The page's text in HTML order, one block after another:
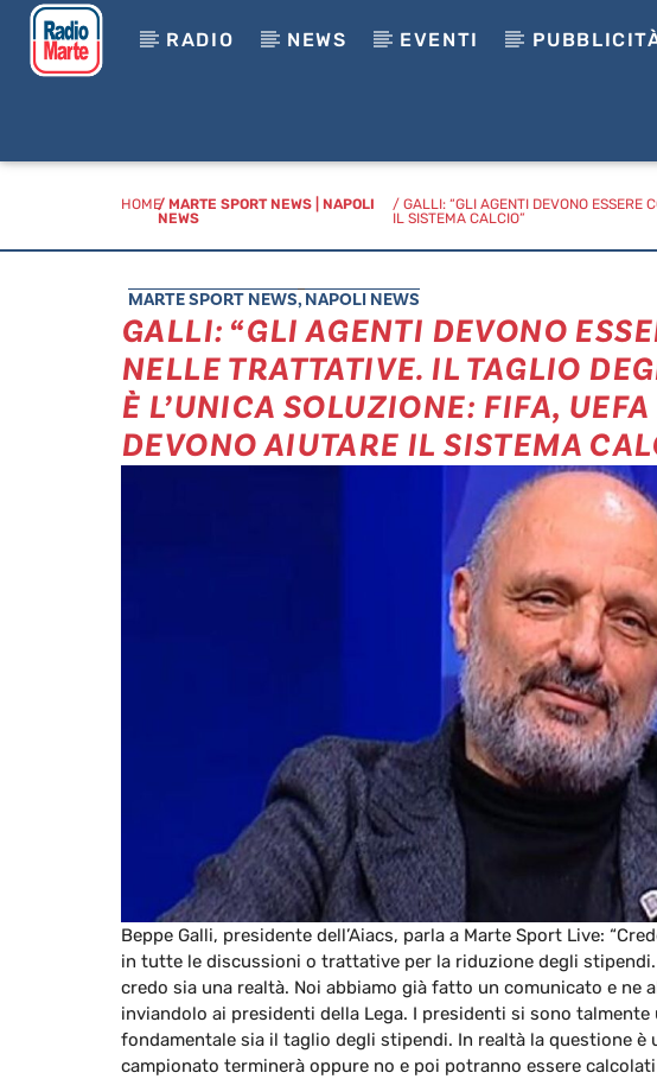
RADIO NEWS EVENTI
HOME/ MARTE SPORT NEWS|
NAPOLI
NEWS
/ GALLI: “GLI AGENTI DEVONO ESSERE
IL SISTEMA CALCIO”
MARTE SPORT NEWS, NAPOLI NEWS
GALLI: “GLI AGENTI DEVONO
NELLE TRATTATIVE. IL TAGLIO
È L’UNICA SOLUZIONE: FIFA,
DEVONO AIUTARE IL SISTEMA
Beppe Galli, presidente dell’Aiacs, parla a Marte Sport Live:
in tutte le discussioni o trattative per la riduzione degli
credo sia una realtà. Noi abbiamo già fatto un comunicato e ne
inviandolo ai presidenti della Lega. I presidenti si sono
fondamentale sia il taglio degli stipendi. In realtà la questione è
campionato terminerà oppure no e poi potranno essere